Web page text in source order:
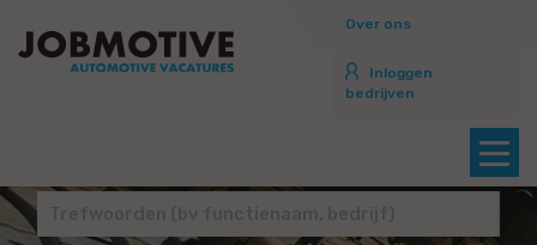
Over ons
Inloggen
bedrijven